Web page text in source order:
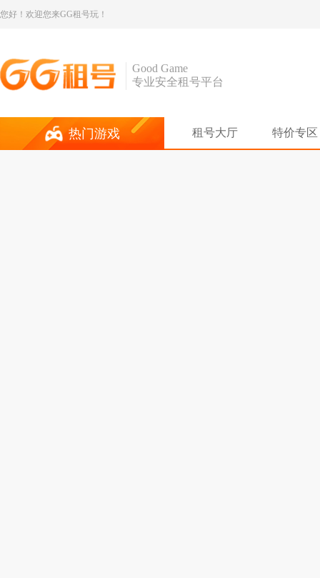
您好！欢迎您来GG租号玩！
Good Game
专业安全租号平台
热门游戏 租号大厅 特价专区